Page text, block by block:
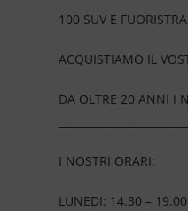
100 SUV E
ACQUISTIAMO IL
DA OLTRE 20 ANNI I
I NOSTRI ORARI:
LUNEDI: 14.30 – 19.00